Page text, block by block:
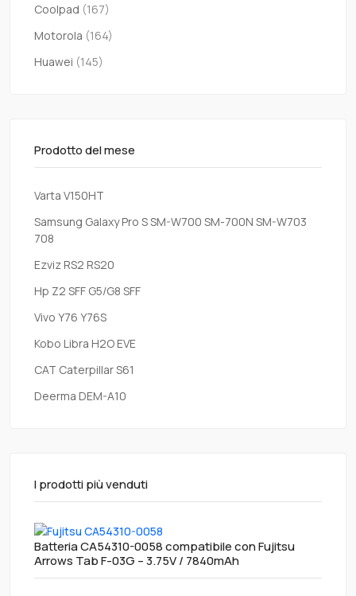
Coolpad (167)
Motorola (164)
Huawei (145)
Prodotto del mese
Varta V150HT
Samsung Galaxy Pro S SM-W700 SM-700N SM-W703
708
Ezviz RS2 RS20
Hp Z2 SFF G5/G8 SFF
Vivo Y76 Y76S
Kobo Libra H2O EVE
CAT Caterpillar S61
Deerma DEM-A10
I prodotti più venduti
Batteria CA54310-0058 compatibile con Fujitsu
Arrows Tab F-03G – 3.75V / 7840mAh